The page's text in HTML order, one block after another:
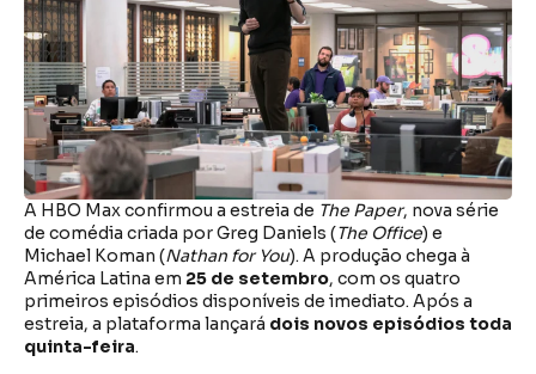
A HBO Max confirmou a estreia de The Paper, nova série
de comédia criada por Greg Daniels (The Office) e
Michael Koman (Nathan for You). A produção chega à
América Latina em 25 de setembro, com os quatro
primeiros episódios disponíveis de imediato. Após a
estreia, a plataforma lançará dois novos episódios toda
quinta-feira.